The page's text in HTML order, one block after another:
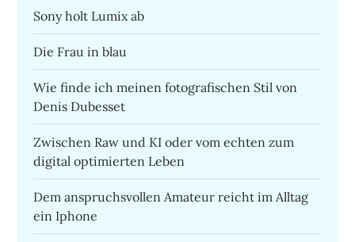
Sony holt Lumix ab
Die Frau in blau
Wie finde ich meinen fotografischen Stil von
Denis Dubesset
Zwischen Raw und KI oder vom echten zum
digital optimierten Leben
Dem anspruchsvollen Amateur reicht im Alltag
ein Iphone